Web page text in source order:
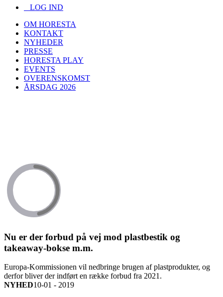
LOG IND
OM HORESTA
KONTAKT
NYHEDER
PRESSE
HORESTA PLAY
EVENTS
OVERENSKOMST
ÅRSDAG 2026
Nu er der forbud på vej mod plastbestik og
takeaway-bokse m.m.
Europa-Kommissionen vil nedbringe brugen af plastprodukter, og
derfor bliver der indført en række forbud fra 2021.
NYHED10-01 - 2019